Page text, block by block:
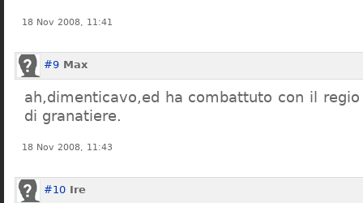
18 Nov 2008, 11:41
#9 Max
ah,dimenticavo,ed ha combattuto con il
di granatiere.
18 Nov 2008, 11:43
#10 Ire